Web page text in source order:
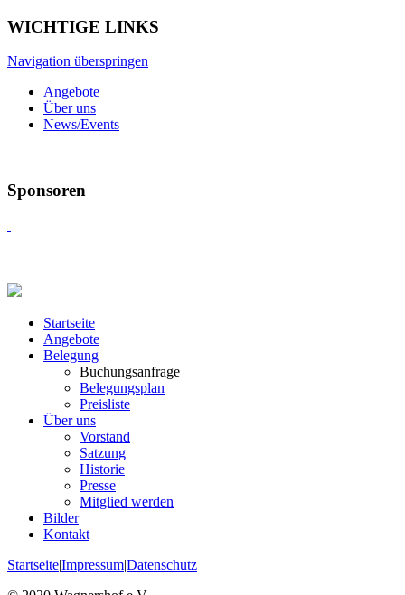
WICHTIGE LINKS
Navigation überspringen
Angebote
Über uns
News/Events
Sponsoren
Startseite
Angebote
Belegung
Buchungsanfrage
Belegungsplan
Preisliste
Über uns
Vorstand
Satzung
Historie
Presse
Mitglied werden
Bilder
Kontakt
Startseite|Impressum|Datenschutz